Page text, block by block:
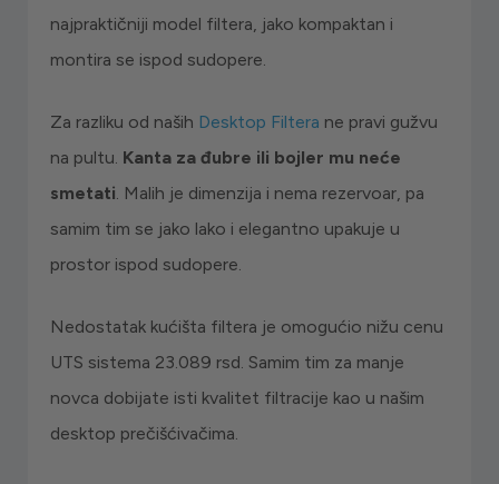
najpraktičniji model filtera, jako kompaktan i
montira se ispod sudopere.
Za razliku od naših Desktop Filtera ne pravi gužvu
na pultu. Kanta za đubre ili bojler mu neće
smetati. Malih je dimenzija i nema rezervoar, pa
samim tim se jako lako i elegantno upakuje u
prostor ispod sudopere.
Nedostatak kućišta filtera je omogućio nižu cenu
UTS sistema 23.089 rsd. Samim tim za manje
novca dobijate isti kvalitet filtracije kao u našim
desktop prečišćivačima.